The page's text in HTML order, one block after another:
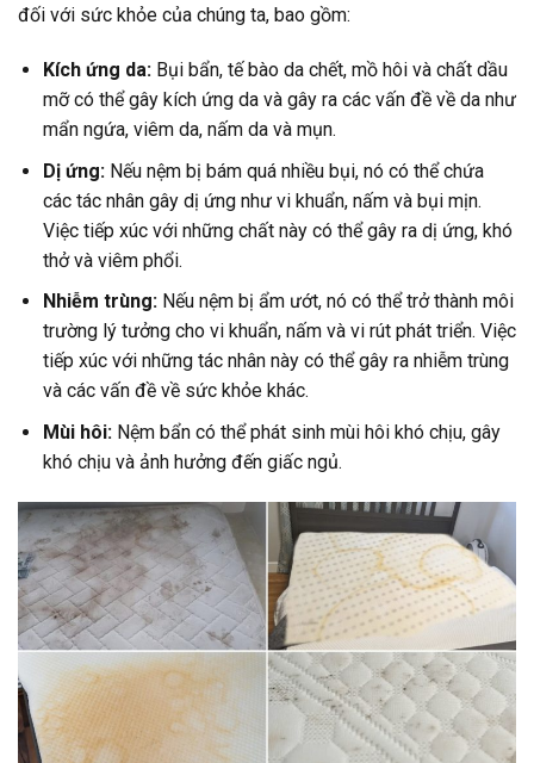
đối với sức khỏe của chúng ta, bao gồm:
Kích ứng da:Bụi bẩn, tế bào da chết, mồ hôi và chất dầu
mỡ có thể gây kích ứng da và gây ra các vấn đề về da như
mẩn ngứa, viêm da, nấm da và mụn.
Dị ứng:Nếu nệm bị bám quá nhiều bụi, nó có thể chứa
các tác nhân gây dị ứng như vi khuẩn, nấm và bụi mịn.
Việc tiếp xúc với những chất này có thể gây ra dị ứng, khó
thở và viêm phổi.
Nhiễm trùng:Nếu nệm bị ẩm ướt, nó có thể trở thành môi
trường lý tưởng cho vi khuẩn, nấm và vi rút phát triển. Việc
tiếp xúc với những tác nhân này có thể gây ra nhiễm trùng
và các vấn đề về sức khỏe khác.
Mùi hôi:Nệm bẩn có thể phát sinh mùi hôi khó chịu, gây
khó chịu và ảnh hưởng đến giấc ngủ.